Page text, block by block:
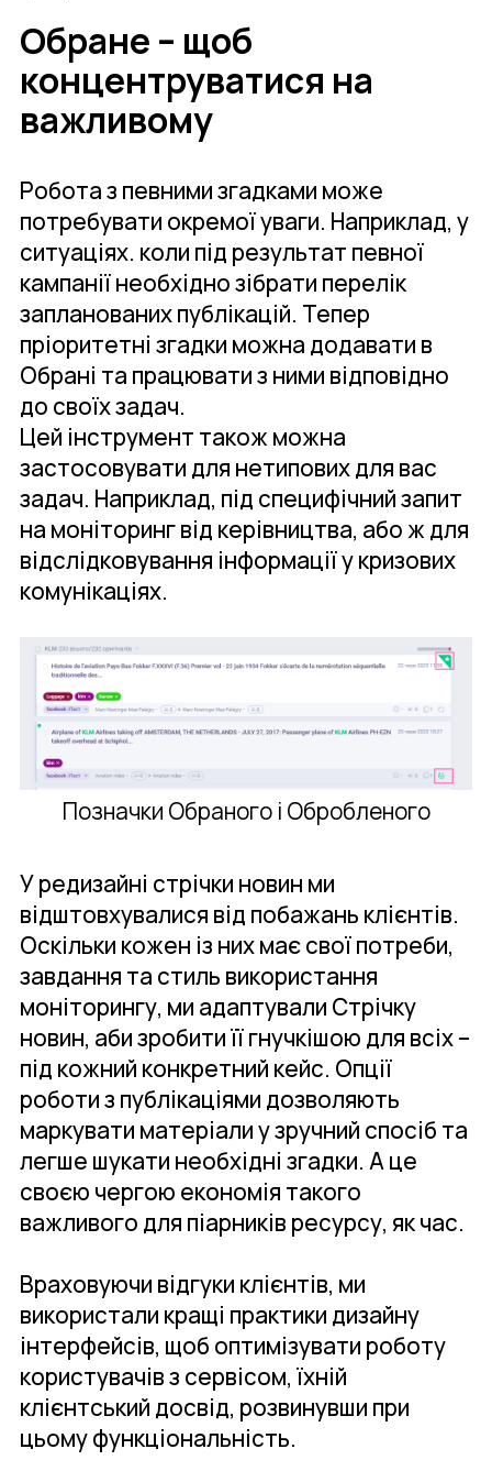
Обране – щоб
концентруватися на
важливому
Робота з певними згадками може
потребувати окремої уваги. Наприклад, у
ситуаціях. коли під результат певної
кампанії необхідно зібрати перелік
запланованих публікацій. Тепер
пріоритетні згадки можна додавати в
Обрані та працювати з ними відповідно
до своїх задач.
Цей інструмент також можна
застосовувати для нетипових для вас
задач. Наприклад, під специфічний запит
на моніторинг від керівництва, або ж для
відслідковування інформації у кризових
комунікаціях.
Позначки Обраного і Обробленого
У редизайні стрічки новин ми
відштовхувалися від побажань клієнтів.
Оскільки кожен із них має свої потреби,
завдання та стиль використання
моніторингу, ми адаптували Стрічку
новин, аби зробити її гнучкішою для всіх –
під кожний конкретний кейс. Опції
роботи з публікаціями дозволяють
маркувати матеріали у зручний спосіб та
легше шукати необхідні згадки. А це
своєю чергою економія такого
важливого для піарників ресурсу, як час.
Враховуючи відгуки клієнтів, ми
використали кращі практики дизайну
інтерфейсів, щоб оптимізувати роботу
користувачів з сервісом, їхній
клієнтський досвід, розвинувши при
цьому функціональність.